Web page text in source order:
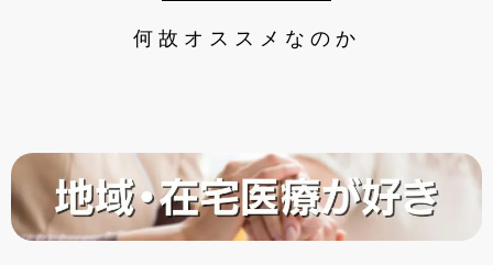
何故オススメなのか